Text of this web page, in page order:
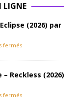
LIGNE
(2026) par
fermés
– Reckless (2026)
fermés